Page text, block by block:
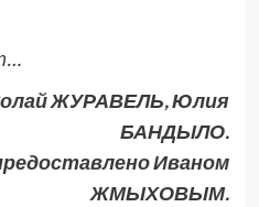
ЖУРАВЕЛЬ, Юлия
БАНДЫЛО.
Иваном
ЖМЫХОВЫМ.